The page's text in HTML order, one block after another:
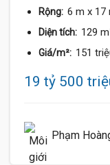
Rộng: 6 m x 17
Diện tích: 129
Giá/m²: 151
19 tỷ 500
Phạm